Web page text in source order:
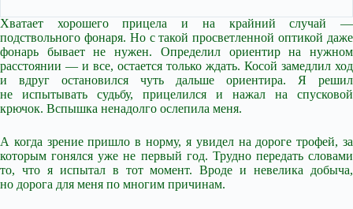
Хватает хорошего прицела и на крайний случай —
подствольного фонаря. Но с такой просветленной оптикой даже
фонарь бывает не нужен. Определил ориентир на нужном
расстоянии — и все, остается только ждать. Косой замедлил ход
и вдруг остановился чуть дальше ориентира. Я решил
не испытывать судьбу, прицелился и нажал на спусковой
крючок. Вспышка ненадолго ослепила меня.
А когда зрение пришло в норму, я увидел на дороге трофей, за
которым гонялся уже не первый год. Трудно передать словами
то, что я испытал в тот момент. Вроде и невелика добыча,
но дорога для меня по многим причинам.